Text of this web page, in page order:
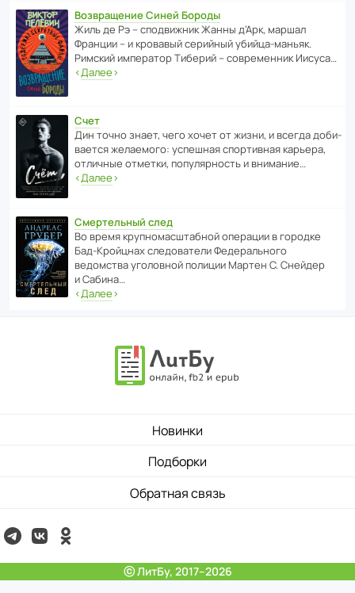
Возвращение Синей Бороды
Жиль де Рэ – спод­ви­жник Жанны д’Арк, маршал
Франции – и кровавый серийный убийца-маньяк.
Римский импе­ратор Тиберий – совре­менник Иисуса…
‹Далее›
Счет
Дин точно знает, чего хочет от жизни, и всегда доби­
ва­ется жела­е­мого: успе­шная спор­ти­вная карьера,
отли­чные отметки, попу­ля­р­ность и внимание…
‹Далее›
Смертельный след
Во время круп­но­мас­ш­та­бной операции в городке
Бад‑Крой­цнах следо­ва­тели Феде­раль­ного
ведомства уголо­вной полиции Мартен С. Снейдер
и Сабина…
‹Далее›
Новинки
Подборки
Обратная связь
ⓒ ЛитБу, 2017–2026